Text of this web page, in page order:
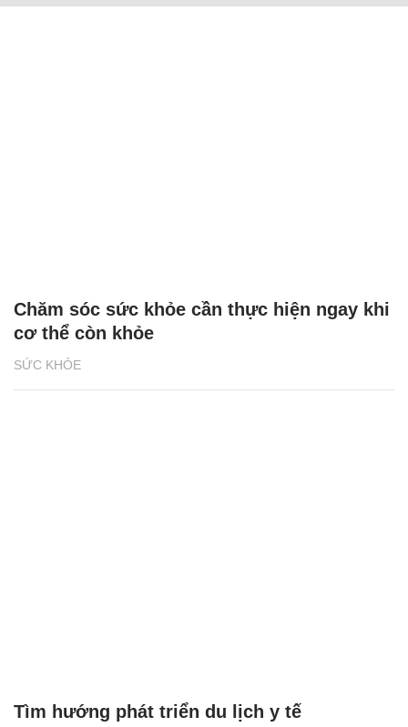
SỨC KHỎE
Chăm sóc sức khỏe cần thực hiện ngay khi
cơ thể còn khỏe
Tìm hướng phát triển du lịch y tế